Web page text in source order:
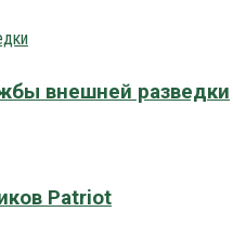
внешней разведки
Patriot